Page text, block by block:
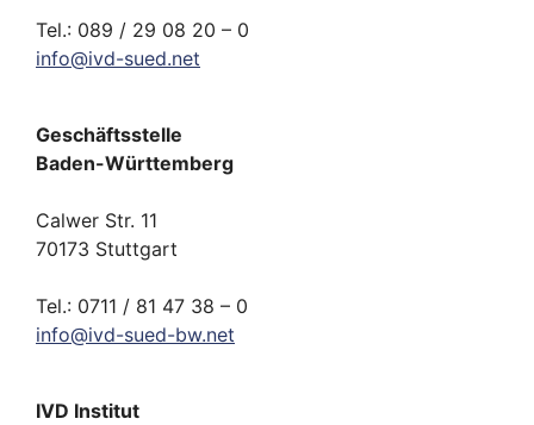
Tel.: 089 / 29 08 20 – 0
info@ivd-sued.net
Geschäftsstelle
Baden-Württemberg
Calwer Str. 11
70173 Stuttgart
Tel.: 0711 / 81 47 38 – 0
info@ivd-sued-bw.net
IVD Institut